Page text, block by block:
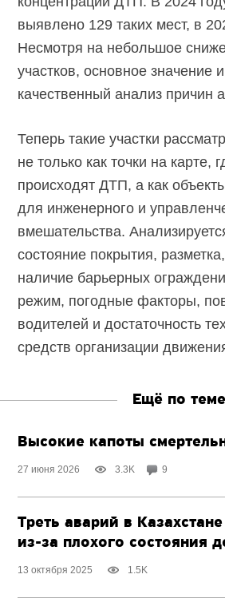
выявлено 129 таких мест, в
Несмотря на небольшое
участков, основное значение
качественный анализ причин
Теперь такие участки
не только как точки на карте,
происходят ДТП, а как
для инженерного и
вмешательства.
состояние покрытия,
наличие барьерных
режим, погодные факторы,
водителей и достаточность
средств организации
Ещё по теме
Высокие капоты
27 июня 2026 3.3K 9
Треть аварий в
из-за плохого состояния
13 октября 2025 1.5K